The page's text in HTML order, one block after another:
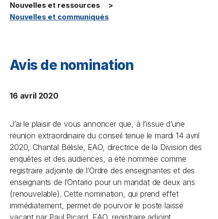
Nouvelles et ressources
Nouvelles et communiqués
Avis de nomination
16 avril 2020
J’ai le plaisir de vous annoncer que, à l’issue d’une
réunion extraordinaire du conseil tenue le mardi 14 avril
2020, Chantal Bélisle, EAO, directrice de la Division des
enquêtes et des audiences, a été nommée comme
registraire adjointe de l’Ordre des enseignantes et des
enseignants de l’Ontario pour un mandat de deux ans
(renouvelable). Cette nomination, qui prend effet
immédiatement, permet de pourvoir le poste laissé
vacant par Paul Picard, EAO, registraire adjoint